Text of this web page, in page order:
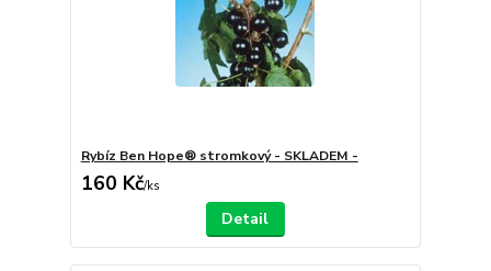
Rybíz Ben Hope® stromkový - SKLADEM -
160 Kč/ks
Detail